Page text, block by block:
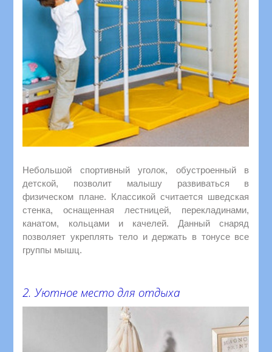
Небольшой спортивный уголок, обустроенный в
детской, позволит малышу развиваться в
физическом плане. Классикой считается шведская
стенка, оснащенная лестницей, перекладинами,
канатом, кольцами и качелей. Данный снаряд
позволяет укреплять тело и держать в тонусе все
группы мышц.
2. Уютное место для отдыха